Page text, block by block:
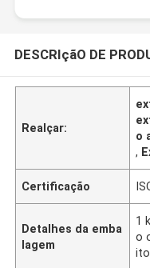
DESCRIçãO DE
Realçar:
o
,
Certificação
Detalhes da emba
lagem
1
o
ito.